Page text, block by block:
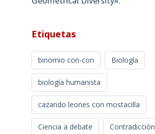
Etiquetas
binomio con-con Biología
biología humanista
cazando leones con mostacilla
Ciencia a debate Contradicción